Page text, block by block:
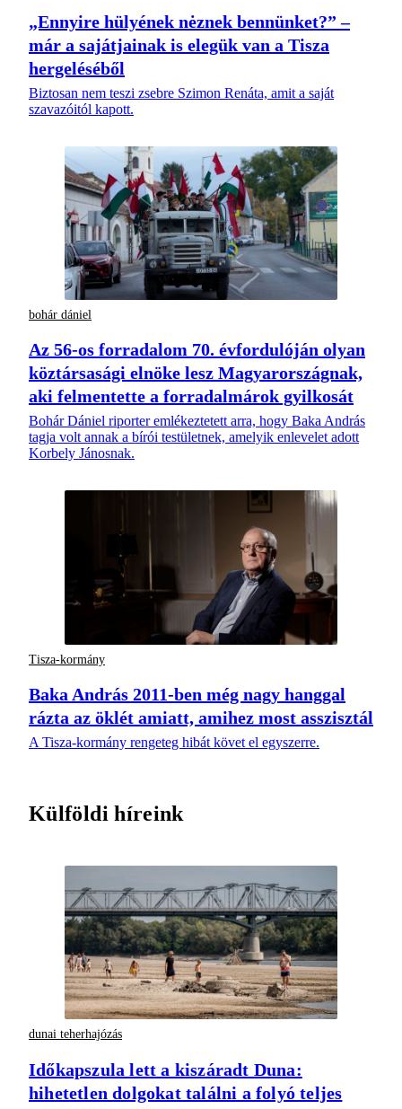
„Ennyire hülyének nėznek bennünket?” –
már a sajátjainak is elegük van a Tisza
hergeléséből
Biztosan nem teszi zsebre Szimon Renáta, amit a saját
szavazóitól kapott.
bohár dániel
Az 56-os forradalom 70. évfordulóján olyan
köztársasági elnöke lesz Magyarországnak,
aki felmentette a forradalmárok gyilkosát
Bohár Dániel riporter emlékeztetett arra, hogy Baka András
tagja volt annak a bírói testületnek, amelyik enlevelet adott
Korbely Jánosnak.
Tisza-kormány
Baka András 2011-ben még nagy hanggal
rázta az öklét amiatt, amihez most asszisztál
A Tisza-kormány rengeteg hibát követ el egyszerre.
Külföldi híreink
dunai teherhajózás
Időkapszula lett a kiszáradt Duna:
hihetetlen dolgokat találni a folyó teljes